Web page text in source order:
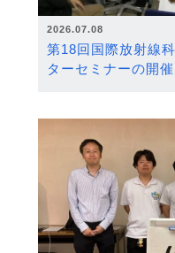
2026.07.08
第18回国際放射線
ターセミナーの開催